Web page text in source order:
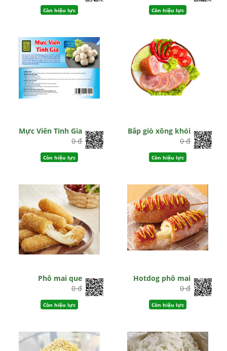
Còn hiệu lực Còn hiệu lực
Mực Viên Tinh Gia
0 đ
Còn hiệu lực
Bắp giò xông khói
0 đ
Còn hiệu lực
Phô mai que
0 đ
Còn hiệu lực
Hotdog phô mai
0 đ
Còn hiệu lực